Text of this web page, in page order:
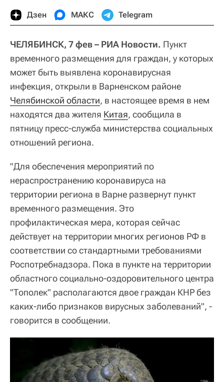
Дзен МАКС Telegram
ЧЕЛЯБИНСК, 7 фев – РИА Новости. Пункт
временного размещения для граждан, у которых
может быть выявлена коронавирусная
инфекция, открыли в Варненском районе
Челябинской области, в настоящее время в нем
находятся два жителя Китая, сообщила в
пятницу пресс-служба министерства социальных
отношений региона.
"Для обеспечения мероприятий по
нераспространению коронавируса на
территории региона в Варне развернут пункт
временного размещения. Это
профилактическая мера, которая сейчас
действует на территории многих регионов РФ в
соответствии со стандартными требованиями
Роспотребнадзора. Пока в пункте на территории
областного социально-оздоровительного центра
"Тополек" располагаются двое граждан КНР без
каких-либо признаков вирусных заболеваний", -
говорится в сообщении.